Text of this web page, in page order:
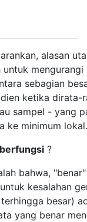
alasan
untuk mengurangi
sebagian
ketika dirata-
sampel - yang
ke minimum lokal.
?
bahwa,
kesalahan
besar)
yang benar